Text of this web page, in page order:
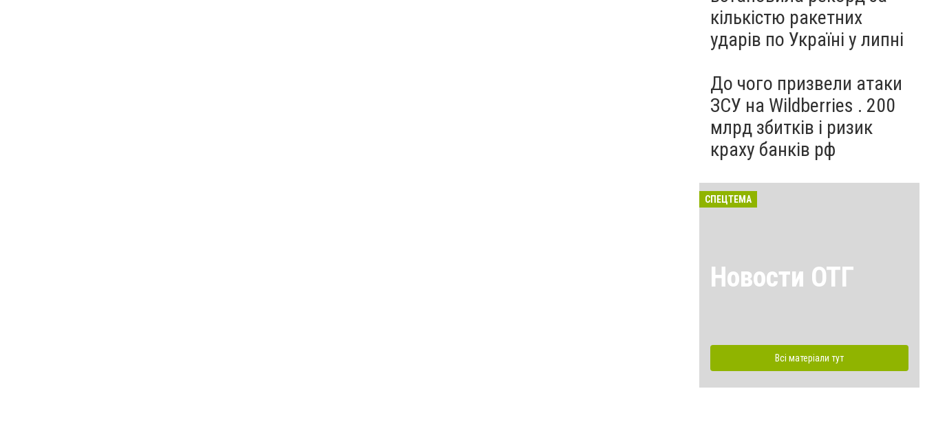
кількістю ракетних
ударів по Україні у липні
До чого призвели атаки
ЗСУ на Wildberries . 200
млрд збитків і ризик
краху банків рф
СПЕЦТЕМА
Новости ОТГ
Всі матеріали тут